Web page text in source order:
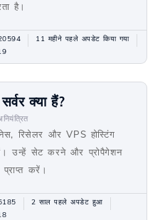
है।
11 महीने पहले अपडेट किया गया
क्या हैं?
रिसेलर और VPS होस्टिंग
उन्हें सेट करने और प्रोपैगेशन
करें।
2 साल पहले अपडेट हुआ